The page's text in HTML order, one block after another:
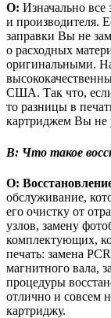
О: Изначально все
и производителя.
заправки Вы не
о расходных
оригинальными.
США. Так что, если
то разницы в
картриджем Вы не
В: Что такое
О:
обслуживание,
его очистку от
узлов, замену
комплектующих,
печать: замена
магнитного вала,
процедуры
отлично и совсем
картриджу.